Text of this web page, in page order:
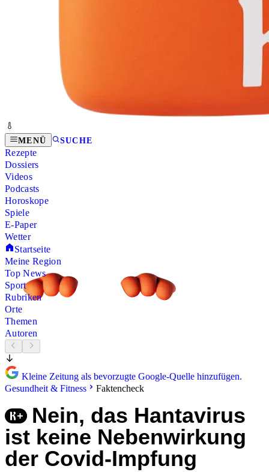
MENÜ SUCHE
Rezepte
Dossiers
Videos
Podcasts
Horoskope
Spiele
E-Paper
Wetter
Startseite
Meine Region
Top News
Sport
Rubriken
Orte
Themen
Autoren
Kleine Zeitung als bevorzugte Google-Quelle hinzufügen.
Gesundheit & Fitness
Faktencheck
Nein, das Hantavirus
ist keine Nebenwirkung
der Covid-Impfung